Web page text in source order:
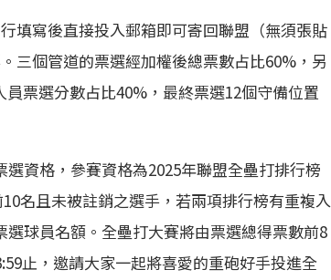
填寫後直接投入郵箱即可寄回聯盟（無須張貼
三個管道的票選經加權後總票數占比60%，另
票選分數占比40%，最終票選12個守備位置
資格，參賽資格為2025年聯盟全壘打排行榜
名且未被註銷之選手，若兩項排行榜有重複入
球員名額。全壘打大賽將由票選總得票數前8
止，邀請大家一起將喜愛的重砲好手投進全